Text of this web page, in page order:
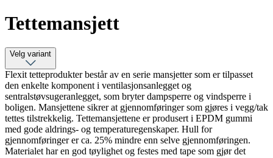
Tettemansjett
Velg variant
Flexit tetteprodukter består av en serie mansjetter som er tilpasset
den enkelte komponent i ventilasjonsanlegget og
sentralstøvsugeranlegget, som bryter dampsperre og vindsperre i
boligen. Mansjettene sikrer at gjennomføringer som gjøres i vegg/tak
tettes tilstrekkelig. Tettemansjettene er produsert i EPDM gummi
med gode aldrings- og temperaturegenskaper. Hull for
gjennomføringer er ca. 25% mindre enn selve gjennomføringen.
Materialet har en god tøylighet og festes med tape som gjør det